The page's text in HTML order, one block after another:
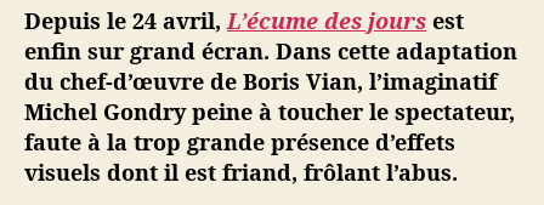
e
s
e
d
n
Depuis le 24 avril,L’écume des jours est
enfin sur grand écran. Dans cette adaptation
du chef-d’œuvre de Boris Vian, l’imaginatif
Michel Gondry peine à toucher le spectateur,
faute à la trop grande présence d’effets
visuels dont il est friand, frôlant l’abus.